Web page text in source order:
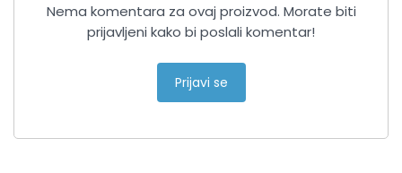
Nema komentara za ovaj proizvod. Morate biti
prijavljeni kako bi poslali komentar!
Prijavi se